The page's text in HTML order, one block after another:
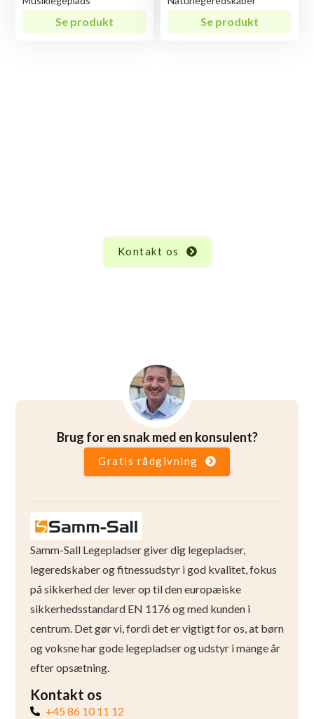
Se produkt Se produkt
Kontakt os
Brug for en snak med en konsulent?
Gratis rådgivning
Samm-Sall Legepladser giver dig legepladser,
legeredskaber og fitnessudstyr i god kvalitet, fokus
på sikkerhed der lever op til den europæiske
sikkerhedsstandard EN 1176 og med kunden i
centrum. Det gør vi, fordi det er vigtigt for os, at børn
og voksne har gode legepladser og udstyr i mange år
efter opsætning.
Kontakt os
+45 86 10 11 12